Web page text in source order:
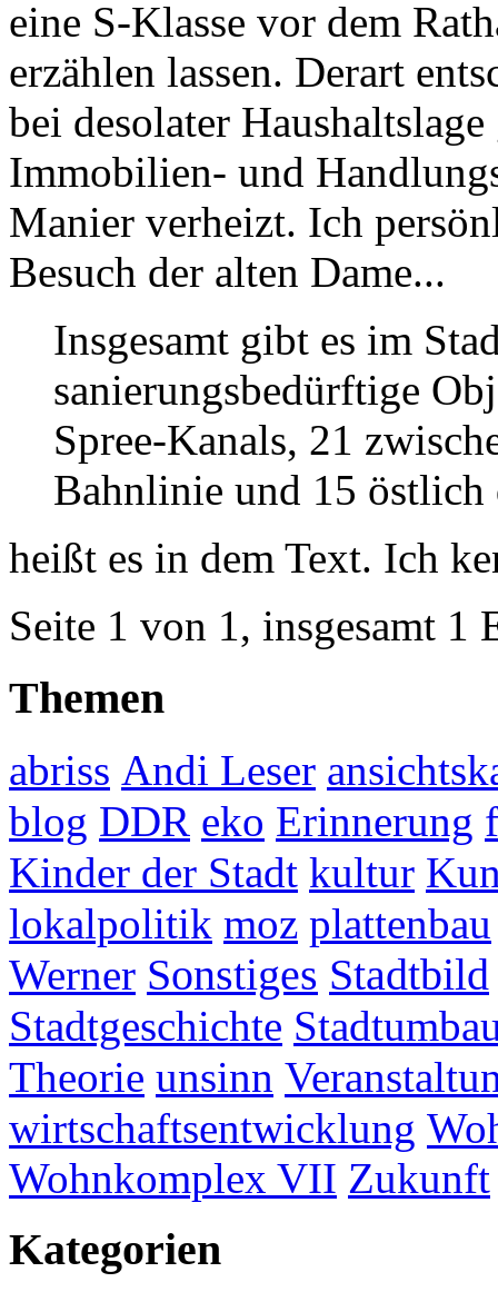
eine S-Klasse vor dem
erzählen lassen. Derart
bei desolater
Immobilien- und
Manier verheizt. Ich
Besuch der alten Dame...
Insgesamt gibt es im
sanierungsbedürftige
Spree-Kanals, 21
Bahnlinie und 15
heißt es in dem Text. Ich
Seite 1 von 1, insgesamt 1
Themen
abriss Andi Leser
blog DDR eko Erinnerung
Kinder der Stadt kultur
lokalpolitik moz plattenbau
Werner Sonstiges Stadtbild
Stadtgeschichte
Theorie unsinn
wirtschaftsentwicklung
Wohnkomplex VII Zukunft
Kategorien